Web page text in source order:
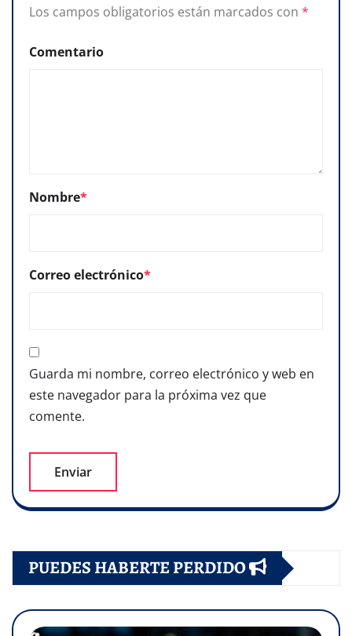
Los campos obligatorios están marcados con *
Comentario
Nombre*
Correo electrónico*
Guarda mi nombre, correo electrónico y web en
este navegador para la próxima vez que
comente.
PUEDES HABERTE PERDIDO